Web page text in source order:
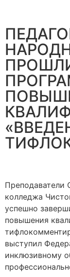
Преподаватели
колледжа
успешно
повышения
выступил
инклюзивному